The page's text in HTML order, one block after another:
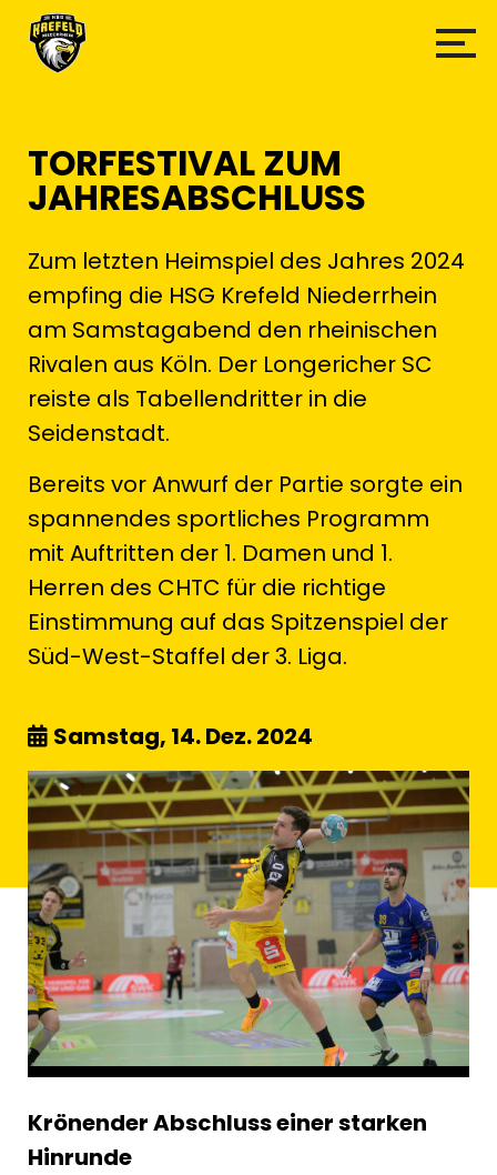
TORFESTIVAL ZUM
JAHRESABSCHLUSS
Zum letzten Heimspiel des Jahres 2024
empfing die HSG Krefeld Niederrhein
am Samstagabend den rheinischen
Rivalen aus Köln. Der Longericher SC
reiste als Tabellendritter in die
Seidenstadt.
Bereits vor Anwurf der Partie sorgte ein
spannendes sportliches Programm
mit Auftritten der 1. Damen und 1.
Herren des CHTC für die richtige
Einstimmung auf das Spitzenspiel der
Süd-West-Staffel der 3. Liga.
Samstag, 14. Dez. 2024
Krönender Abschluss einer starken
Hinrunde